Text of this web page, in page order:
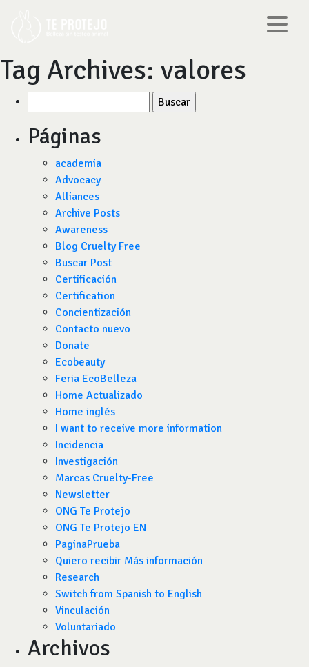
Tag Archives: valores
por:
Páginas
academia
Advocacy
Alliances
Archive Posts
Awareness
Blog Cruelty Free
Buscar Post
Certificación
Certification
Concientización
Contacto nuevo
Donate
Ecobeauty
Feria EcoBelleza
Home Actualizado
Home inglés
I want to receive more information
Incidencia
Investigación
Marcas Cruelty-Free
Newsletter
ONG Te Protejo
ONG Te Protejo EN
PaginaPrueba
Quiero recibir Más información
Research
Switch from Spanish to English
Vinculación
Voluntariado
Archivos